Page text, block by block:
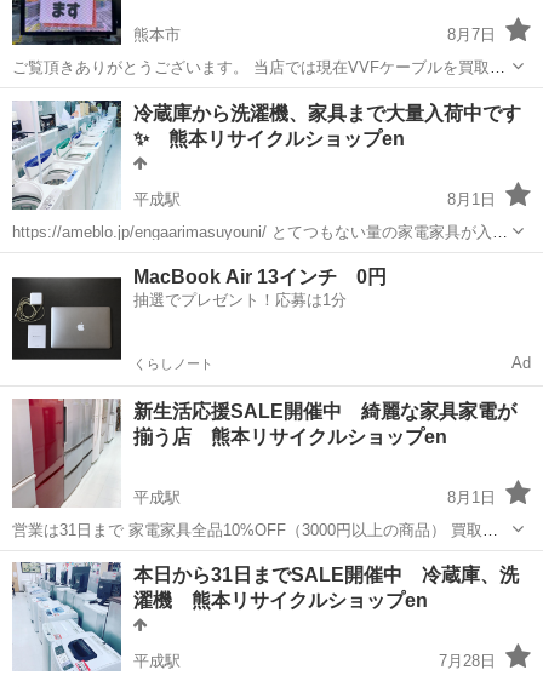
熊本市
8月7日
ご覧頂きありがとうございます。 当店では現在VVFケーブルを買取強
化しております！！！ 使い掛けのものでもお買取りさせていただきま
す！！ 詳しいお問い合わせは店頭もしくはお電話にてお尋ねくださ
い！！ ...
熊本 熊本市 リサイクルショップ 買取
冷蔵庫から洗濯機、家具まで大量入荷中です
✨ 熊本リサイクルショップen
平成駅
8月1日
https://ameblo.jp/engaarimasuyouni/ とてつもない量の家電家具が入荷
しております✨ 是非、熊本リサイクルショップenをご利用下さい🙇‍♂️
高価買取も続行中です✨ https://m.f...
リサイクルショップ
MacBook Air 13インチ 0円
抽選でプレゼント！応募は1分
くらしノート Ad
新生活応援SALE開催中 綺麗な家具家電が
揃う店 熊本リサイクルショップen
平成駅
8月1日
営業は31日まで 家電家具全品10%OFF（3000円以上の商品） 買取価
格は１0%UP（3000円以上の見積価格） 綺麗で新しい商品を売り出し
https://www.google.co.jp/amp/s/s.ekiten...
熊本 熊本市 平成駅 リサイクルショップ 見積
本日から31日までSALE開催中 冷蔵庫、洗
濯機 熊本リサイクルショップen
平成駅
7月28日